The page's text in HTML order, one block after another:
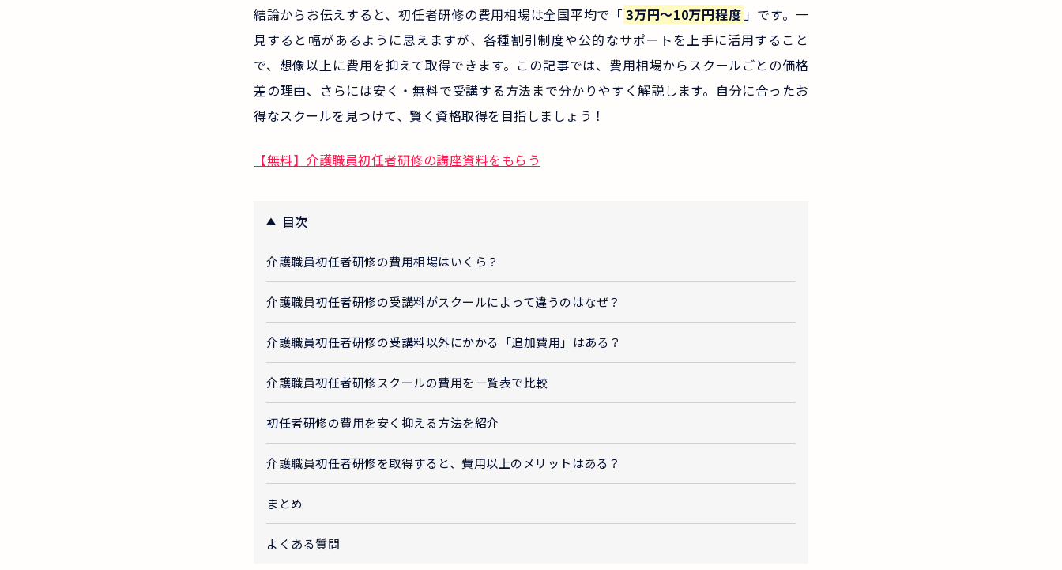
結論からお伝えすると、初任者研修の費用相場は全国平均で「 3万円〜10万円程度」です。一
見すると幅があるように思えますが、各種割引制度や公的なサポートを上手に活用すること
で、想像以上に費用を抑えて取得できます。この記事では、費用相場からスクールごとの価格
差の理由、さらには安く・無料で受講する方法まで分かりやすく解説します。自分に合ったお
得なスクールを見つけて、賢く資格取得を目指しましょう！
【無料】介護職員初任者研修の講座資料をもらう
目次
介護職員初任者研修の費用相場はいくら？
介護職員初任者研修の受講料がスクールによって違うのはなぜ？
介護職員初任者研修の受講料以外にかかる「追加費用」はある？
介護職員初任者研修スクールの費用を一覧表で比較
初任者研修の費用を安く抑える方法を紹介
介護職員初任者研修を取得すると、費用以上のメリットはある？
まとめ
よくある質問